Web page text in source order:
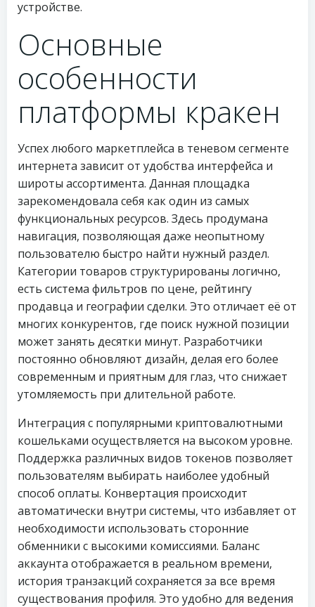
устройстве.
Основные
особенности
платформы кракен
Успех любого маркетплейса в теневом сегменте
интернета зависит от удобства интерфейса и
широты ассортимента. Данная площадка
зарекомендовала себя как один из самых
функциональных ресурсов. Здесь продумана
навигация, позволяющая даже неопытному
пользователю быстро найти нужный раздел.
Категории товаров структурированы логично,
есть система фильтров по цене, рейтингу
продавца и географии сделки. Это отличает её от
многих конкурентов, где поиск нужной позиции
может занять десятки минут. Разработчики
постоянно обновляют дизайн, делая его более
современным и приятным для глаз, что снижает
утомляемость при длительной работе.
Интеграция с популярными криптовалютными
кошельками осуществляется на высоком уровне.
Поддержка различных видов токенов позволяет
пользователям выбирать наиболее удобный
способ оплаты. Конвертация происходит
автоматически внутри системы, что избавляет от
необходимости использовать сторонние
обменники с высокими комиссиями. Баланс
аккаунта отображается в реальном времени,
история транзакций сохраняется за все время
существования профиля. Это удобно для ведения